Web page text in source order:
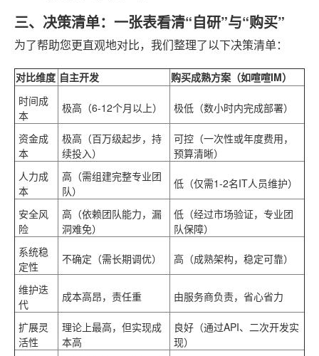
三、决策清单：一张表看清“自研”与“购买”
为了帮助您更直观地对比，我们整理了以下决策清单：
对比维度 自主开发
购买成熟方案（如喧喧IM）
时间成
本
极高（6-12个月以上） 极低（数小时内完成部署）
资金成
本
极高（百万级起步，持
续投入）
可控（一次性或年度费用，
预算清晰）
人力成
本
高（需组建完整专业团
队）
低（仅需1-2名IT人员维护）
安全风
险
高（依赖团队能力，漏
洞难免）
低（经过市场验证，专业团
队保障）
系统稳
定性
不确定（需长期调优） 高（成熟架构，稳定可靠）
维护迭
代
成本高昂，责任重 由服务商负责，省心省力
扩展灵
活性
理论上最高，但实现成
本高
良好（通过API、二次开发实
现）